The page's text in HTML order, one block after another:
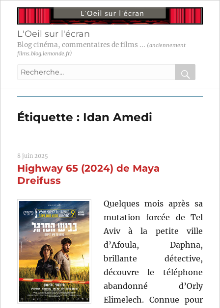
L'Oeil sur l'écran
Blog cinéma, commentaires de films ... (anciennement
films.blog.lemonde.fr)
Recherche
:
OK
Étiquette : Idan Amedi
8 juin 2025
Highway 65 (2024) de Maya
Dreifuss
Quelques mois après sa
mutation forcée de Tel
Aviv à la petite ville
d’Afoula, Daphna,
brillante détective,
découvre le téléphone
abandonné d’Orly
Elimelech. Connue pour